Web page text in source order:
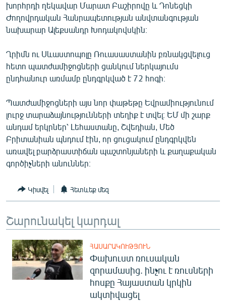
ՍՊՈՐՏ
ՄԵԿՆԱԲԱՆՈՒԹՅՈՒՆ
ՏՏ ԵՒ ԻՆՏԵՐՆԵՏ
ԿՈՐՈՆԱՎԻՐՈՒՍ
ԱՐԽԻՎ
ՏԵՍԱՆՅՈՒԹԵՐ
ԲԱՆԱՎԵՃ
ՁԳՏԵԼՈՎ ԼԱՎԱԳՈՒՅՆԻՆ
ՓՈԴՔԱՍԹ
Հայերեն
English
Русский
ՀԵՏԵՎԵՔ ՄԵԶ
խորհրդի ղեկավար Մարատ Բաշիրովը և Դոնեցկի
Ժողովրդական Հանրապետության անվտանգության
նախարար Ալեքսանդր Խոդակովսկին։
Ղրիմն ու Սևաստոպոլը Ռուասաստանին բռնակցվելուց
հետո պատժամիջոցների ցանկում ներկայումս
ընդհանուր առմամբ ընդգրկված է 72 հոգի։
Պատժամիջոցների այս նոր փաթեթը Եվրամիությունում
լուրջ տարաձայնությունների տեղիք է տվել։ ԵՄ մի շարք
անդամ երկրներ՝ Լեհաստանը, Շվեդիան, Մեծ
Բրիտանիան պնդում էին, որ ցուցակում ընդգրկվեն
առավել բարձրաստիճան պաշտոնյաների և քաղաքական
գործիչների անուններ։
Կիսվել Հետևեք մեզ
Շարունակել կարդալ
ՀԱՍԱՐԱԿՈՒԹՅՈՒՆ
Փախուստ ռուսական
զորամասից. ինչու է ռուսների
հոսքը Հայաստան կրկին
ակտիվացել